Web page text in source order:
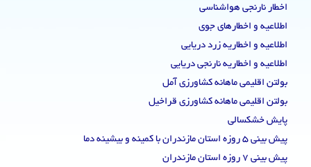
اخطار نارنجی هواشناسی
اطلاعیه و اخطارهای جوی
اطلاعیه و اخطاریه زرد دریایی
اطلاعیه و اخطاریه نارنجی دریایی
بولتن اقلیمی ماهانه کشاورزی آمل
بولتن اقلیمی ماهانه کشاورزی قراخیل
پایش خشکسالی
پیش بینی 5 روزه استان مازندران با کمینه و بیشینه دما
پیش بینی 7 روزه استان مازندران